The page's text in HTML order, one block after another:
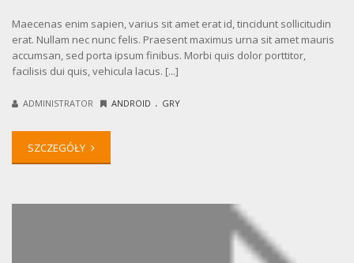
Maecenas enim sapien, varius sit amet erat id, tincidunt sollicitudin
erat. Nullam nec nunc felis. Praesent maximus urna sit amet mauris
accumsan, sed porta ipsum finibus. Morbi quis dolor porttitor,
facilisis dui quis, vehicula lacus. [...]
ADMINISTRATOR ANDROID . GRY
SZCZEGÓŁY